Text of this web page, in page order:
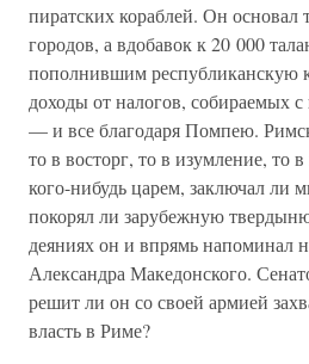
пиратских кораблей. Он основал
городов, а вдобавок к 20 000
пополнившим республиканскую
доходы от налогов, собираемых
— и все благодаря Помпею.
то в восторг, то в изумление, то
кого-нибудь царем, заключал ли
покорял ли зарубежную
деяниях он и впрямь напоминал
Александра Македонского.
решит ли он со своей армией
власть в Риме?